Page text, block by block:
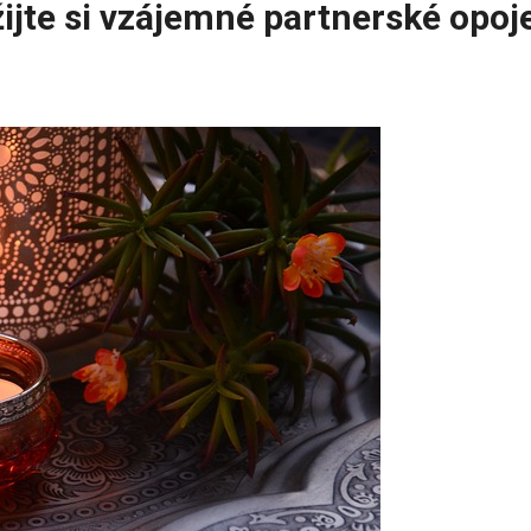
si vzájemné partnerské